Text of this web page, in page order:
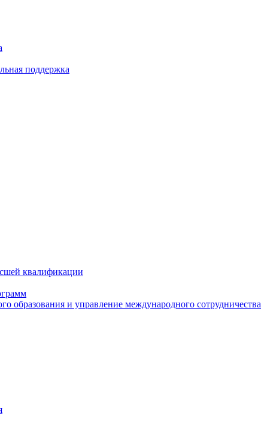
поддержка
квалификации
образования и управление международного сотрудничества